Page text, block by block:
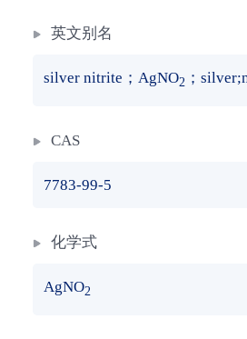
英文别名
silver nitrite；AgNO2 ；
CAS
7783-99-5
化学式
AgNO2